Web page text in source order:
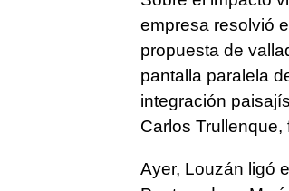
empresa resolvió
propuesta de
pantalla paralela
integración
Carlos
Ayer, Louzán ligó